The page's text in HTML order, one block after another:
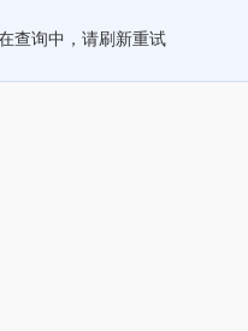
查询中，请刷新重试